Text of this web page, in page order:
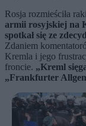
Rosja rozmieściła
armii rosyjskiej na
spotkał się ze
Zdaniem
Kremla i jego
froncie. „Kreml
„Frankfurter